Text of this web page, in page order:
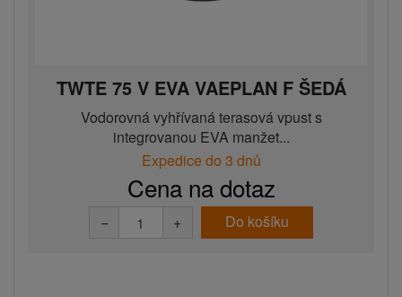
TWTE 75 V EVA VAEPLAN F ŠEDÁ
Vodorovná vyhřívaná terasová vpust s
integrovanou EVA manžet...
Expedice do 3 dnů
Cena na dotaz
− + Do košíku